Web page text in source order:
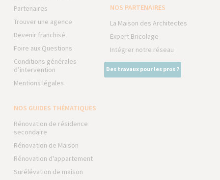
Partenaires
Trouver une agence
Devenir franchisé
Foire aux Questions
Conditions générales
d’intervention
Mentions légales
NOS PARTENAIRES
La Maison des Architectes
Expert Bricolage
Intégrer notre réseau
Des travaux pour les pros ?
NOS GUIDES THÉMATIQUES
Rénovation de résidence
secondaire
Rénovation de Maison
Rénovation d'appartement
Surélévation de maison